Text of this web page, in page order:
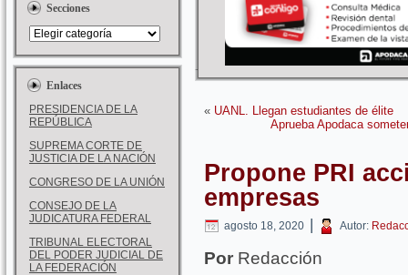
Secciones
Enlaces
PRESIDENCIA DE LA
REPÚBLICA
SUPREMA CORTE DE
JUSTICIA DE LA NACIÓN
CONGRESO DE LA UNIÓN
CONSEJO DE LA
JUDICATURA FEDERAL
TRIBUNAL ELECTORAL
DEL PODER JUDICIAL DE
LA FEDERACIÓN
« UANL. Llegan estudiantes de élite
Aprueba Apodaca
Propone PRI
empresas
agosto 18, 2020 | Autor:
Por Redacción